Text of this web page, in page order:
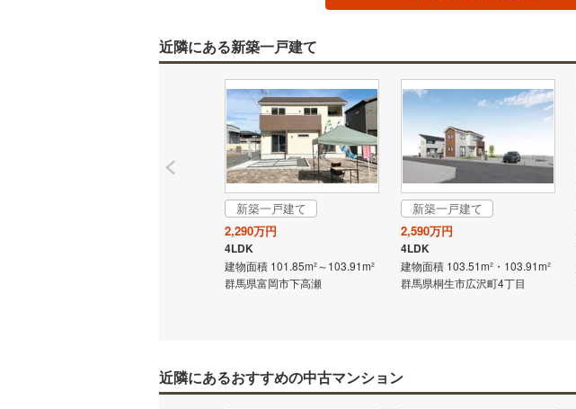
近隣にある新築一戸建て
新築一戸建て
2,290万円
4LDK
建物面積 101.85m²～103.91m²
群馬県富岡市下高瀬
新築一戸建て
2,590万円
4LDK
建物面積 103.51m²・103.91m²
群馬県桐生市広沢町4丁目
近隣にあるおすすめの中古マンション